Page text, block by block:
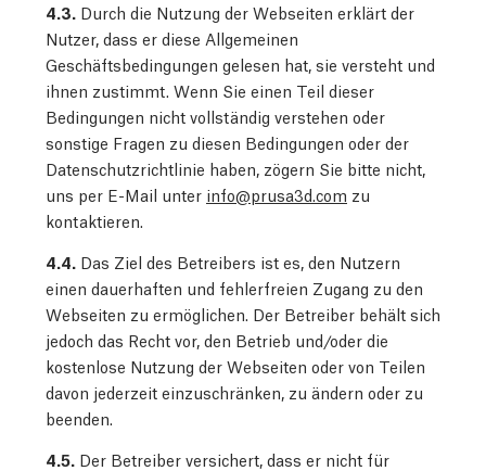
4.3. Durch die Nutzung der Webseiten erklärt der
Nutzer, dass er diese Allgemeinen
Geschäftsbedingungen gelesen hat, sie versteht und
ihnen zustimmt. Wenn Sie einen Teil dieser
Bedingungen nicht vollständig verstehen oder
sonstige Fragen zu diesen Bedingungen oder der
Datenschutzrichtlinie haben, zögern Sie bitte nicht,
uns per E-Mail unter info@prusa3d.com zu
kontaktieren.
4.4. Das Ziel des Betreibers ist es, den Nutzern
einen dauerhaften und fehlerfreien Zugang zu den
Webseiten zu ermöglichen. Der Betreiber behält sich
jedoch das Recht vor, den Betrieb und/oder die
kostenlose Nutzung der Webseiten oder von Teilen
davon jederzeit einzuschränken, zu ändern oder zu
beenden.
4.5. Der Betreiber versichert, dass er nicht für